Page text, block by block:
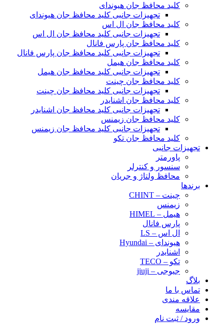
کلید محافظ جان هیوندای
تجهیزات جانبی کلید محافظ جان هیوندای
کلید محافظ جان ال اس
تجهیزات جانبی کلید محافظ جان ال اس
کلید محافظ جان پارس فانال
تجهیزات جانبی کلید محافظ جان پارس فانال
کلید محافظ جان هیمل
تجهیزات جانبی کلید محافظ جان هیمل
کلید محافظ جان چینت
تجهیزات جانبی کلید محافظ جان چینت
کلید محافظ جان اشنایدر
تجهیزات جانبی کلید محافظ جان اشنایدر
کلید محافظ جان زیمنس
تجهیزات جانبی کلید محافظ جان زیمنس
کلید محافظ جان تکو
تجهیزات جانبی
پاورمتر
سنسور و کنترلر
محافظ ولتاژ و‌ جریان
برندها
چینت – CHINT
زیمنس
هیمل – HIMEL
پارس فانال
ال اس – LS
هیوندای – Hyundai
اشنایدر
تکو – TECO
جیوجی – jiuji
بلاگ
تماس با ما
علاقه مندی
مقایسه
ورود / ثبت نام